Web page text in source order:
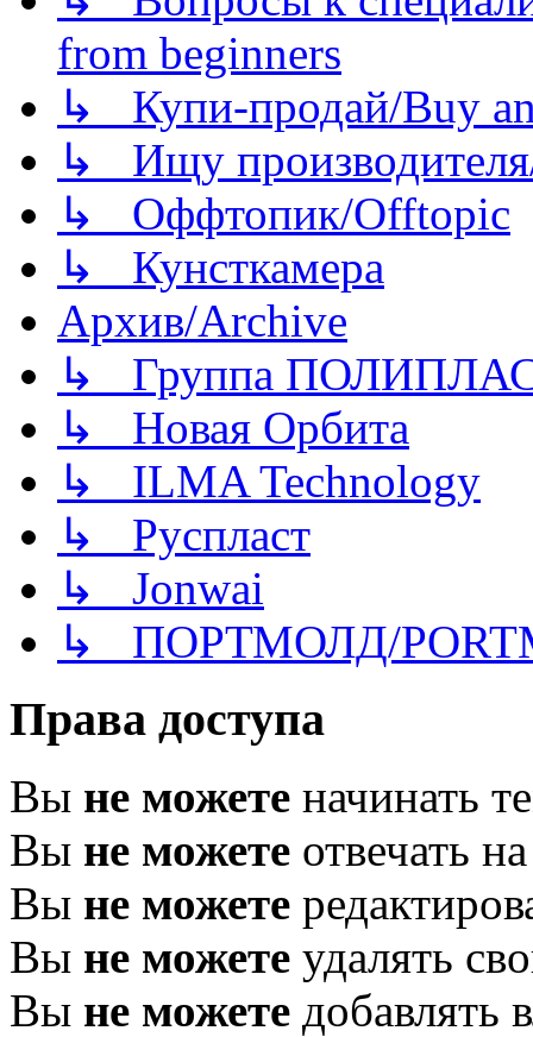
from beginners
↳ Купи-продай/Buy
↳ Ищу
↳ Оффтопик/Offtopic
↳ Кунсткамера
Архив/Archive
↳ Группа
↳ Новая Орбита
↳ ILMA Technology
↳ Руспласт
↳ Jonwai
↳ ПОРТМОЛД/
Права доступа
Вы не можете начинать
Вы не можете отвечать
Вы не можете
Вы не можете удалять
Вы не можете добавлять